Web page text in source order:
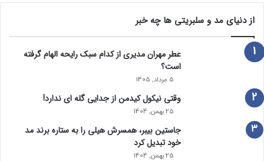
از دنیای مد و سلبریتی ها چه خبر
عطر مهران مدیری از کدام سبک رایحه الهام گرفته
است؟
5 مرداد, 1405
وقتی نیکول کیدمن از جدایی گله ای ندارد!
25 بهمن, 1404
جاستین بیبر، همسرش هیلی را به ستاره برند مد
خود تبدیل کرد
25 بهمن, 1404